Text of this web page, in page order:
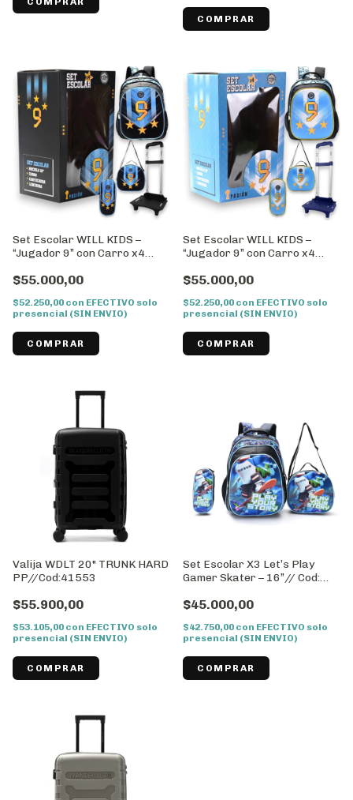
Set Escolar WILL KIDS –
“Jugador 9” con Carro x4
$55.000,00
$52.250,00 con EFECTIVO solo
presencial (SIN ENVIO)
Set Escolar WILL KIDS –
“Jugador 9” con Carro x4
$55.000,00
$52.250,00 con EFECTIVO solo
presencial (SIN ENVIO)
Valija WDLT 20" TRUNK HARD
PP//Cod:41553
$55.900,00
$53.105,00 con EFECTIVO solo
presencial (SIN ENVIO)
Set Escolar X3 Let’s Play
Gamer Skater – 16”// Cod:
$45.000,00
$42.750,00 con EFECTIVO solo
presencial (SIN ENVIO)